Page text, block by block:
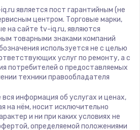
Заказать
видеочипа
2745 руб.
Заказать
2600 руб.
Заказать
Yandex
National
iFFALCON
Tuvio
Nord
BenQ
является пост гарантийным (не
центром. Торговые марки,
на сайте tv-iq.ru, являются
товарными знаками компаний
используется не с целью
услуг по ремонту, а с
потребителей о предоставляемых
техники правообладателя
информация об услугах и ценах,
на нём, носит исключительно
и ни при каких условиях не
определяемой положениями